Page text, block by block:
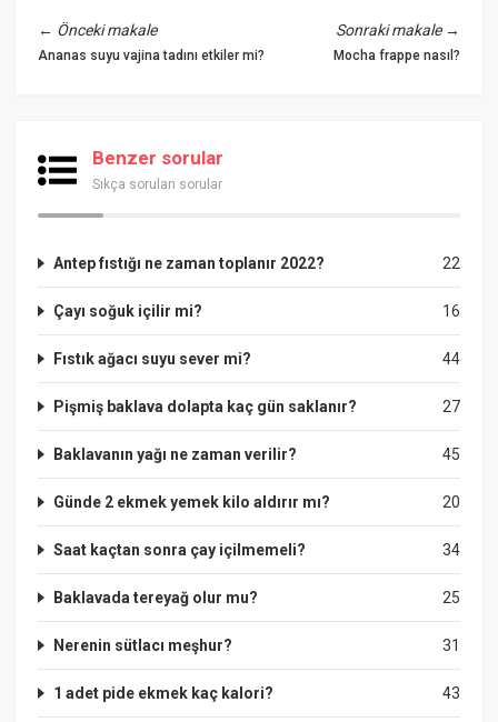
← Önceki makale
Ananas suyu vajina tadını etkiler mi?
Sonraki makale→
Mocha frappe nasıl?
Benzer sorular
Sıkça sorulan sorular
22
Antep fıstığı ne zaman toplanır 2022?
16
Çayı soğuk içilir mi?
44
Fıstık ağacı suyu sever mi?
27
Pişmiş baklava dolapta kaç gün saklanır?
45
Baklavanın yağı ne zaman verilir?
20
Günde 2 ekmek yemek kilo aldırır mı?
34
Saat kaçtan sonra çay içilmemeli?
25
Baklavada tereyağ olur mu?
31
Nerenin sütlacı meşhur?
43
1 adet pide ekmek kaç kalori?